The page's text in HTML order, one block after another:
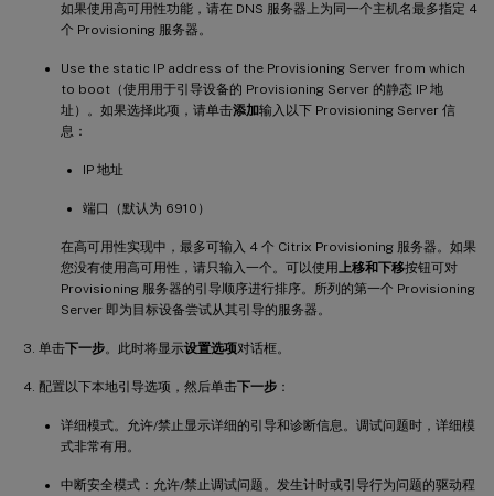
如果使用高可用性功能，请在 DNS 服务器上为同一个主机名最多指定 4
个 Provisioning 服务器。
Use the static IP address of the Provisioning Server from which
to boot（使用用于引导设备的 Provisioning Server 的静态 IP 地
址）。如果选择此项，请单击添加输入以下 Provisioning Server 信
息：
IP 地址
端口（默认为 6910）
在高可用性实现中，最多可输入 4 个 Citrix Provisioning 服务器。如果
您没有使用高可用性，请只输入一个。可以使用 上移和下移按钮可对
Provisioning 服务器的引导顺序进行排序。所列的第一个 Provisioning
Server 即为目标设备尝试从其引导的服务器。
单击下一步。此时将显示设置选项对话框。
配置以下本地引导选项，然后单击下一步 ：
详细模式。允许/禁止显示详细的引导和诊断信息。调试问题时，详细模
式非常有用。
中断安全模式：允许/禁止调试问题。发生计时或引导行为问题的驱动程